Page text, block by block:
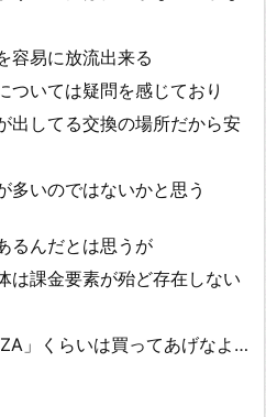
容易に放流出来る
ついては疑問を感じており
出してる交換の場所だから安
多いのではないかと思う
るんだとは思うが
は課金要素が殆ど存在しない
」くらいは買ってあげなよ…